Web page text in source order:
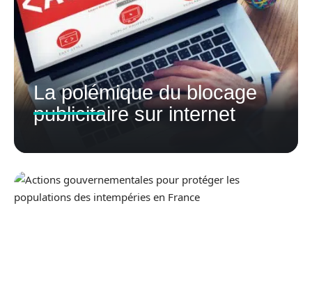
La polémique du blocage
publicitaire sur internet